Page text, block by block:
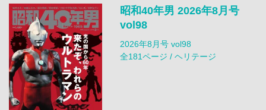
昭和40年男 2026年8月号
vol98
2026年8月号 vol98
全181ページ / ヘリテージ